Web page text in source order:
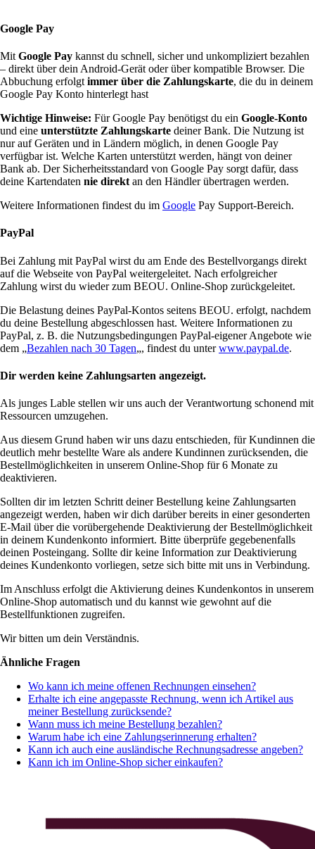
Google Pay
Mit Google Pay kannst du schnell, sicher und unkompliziert bezahlen
– direkt über dein Android-Gerät oder über kompatible Browser. Die
Abbuchung erfolgt immer über die Zahlungskarte, die du in deinem
Google Pay Konto hinterlegt hast
Wichtige Hinweise: Für Google Pay benötigst du ein Google-Konto
und eine unterstützte Zahlungskarte deiner Bank. Die Nutzung ist
nur auf Geräten und in Ländern möglich, in denen Google Pay
verfügbar ist. Welche Karten unterstützt werden, hängt von deiner
Bank ab. Der Sicherheitsstandard von Google Pay sorgt dafür, dass
deine Kartendaten nie direkt an den Händler übertragen werden.
Weitere Informationen findest du im Google Pay Support-Bereich.
PayPal
Bei Zahlung mit PayPal wirst du am Ende des Bestellvorgangs direkt
auf die Webseite von PayPal weitergeleitet. Nach erfolgreicher
Zahlung wirst du wieder zum BEOU. Online-Shop zurückgeleitet.
Die Belastung deines PayPal-Kontos seitens BEOU. erfolgt, nachdem
du deine Bestellung abgeschlossen hast. Weitere Informationen zu
PayPal, z. B. die Nutzungsbedingungen PayPal-eigener Angebote wie
dem „Bezahlen nach 30 Tagen„, findest du unterwww.paypal.de.
Dir werden keine Zahlungsarten angezeigt.
Als junges Lable stellen wir uns auch der Verantwortung schonend mit
Ressourcen umzugehen.
Aus diesem Grund haben wir uns dazu entschieden, für Kundinnen die
deutlich mehr bestellte Ware als andere Kundinnen zurücksenden, die
Bestellmöglichkeiten in unserem Online-Shop für 6 Monate zu
deaktivieren.
Sollten dir im letzten Schritt deiner Bestellung keine Zahlungsarten
angezeigt werden, haben wir dich darüber bereits in einer gesonderten
E-Mail über die vorübergehende Deaktivierung der Bestellmöglichkeit
in deinem Kundenkonto informiert. Bitte überprüfe gegebenenfalls
deinen Posteingang. Sollte dir keine Information zur Deaktivierung
deines Kundenkonto vorliegen, setze sich bitte mit uns in Verbindung.
Im Anschluss erfolgt die Aktivierung deines Kundenkontos in unserem
Online-Shop automatisch und du kannst wie gewohnt auf die
Bestellfunktionen zugreifen.
Wir bitten um dein Verständnis.
Ähnliche Fragen
Wo kann ich meine offenen Rechnungen einsehen?
Erhalte ich eine angepasste Rechnung, wenn ich Artikel aus
meiner Bestellung zurücksende?
Wann muss ich meine Bestellung bezahlen?
Warum habe ich eine Zahlungserinnerung erhalten?
Kann ich auch eine ausländische Rechnungsadresse angeben?
Kann ich im Online-Shop sicher einkaufen?